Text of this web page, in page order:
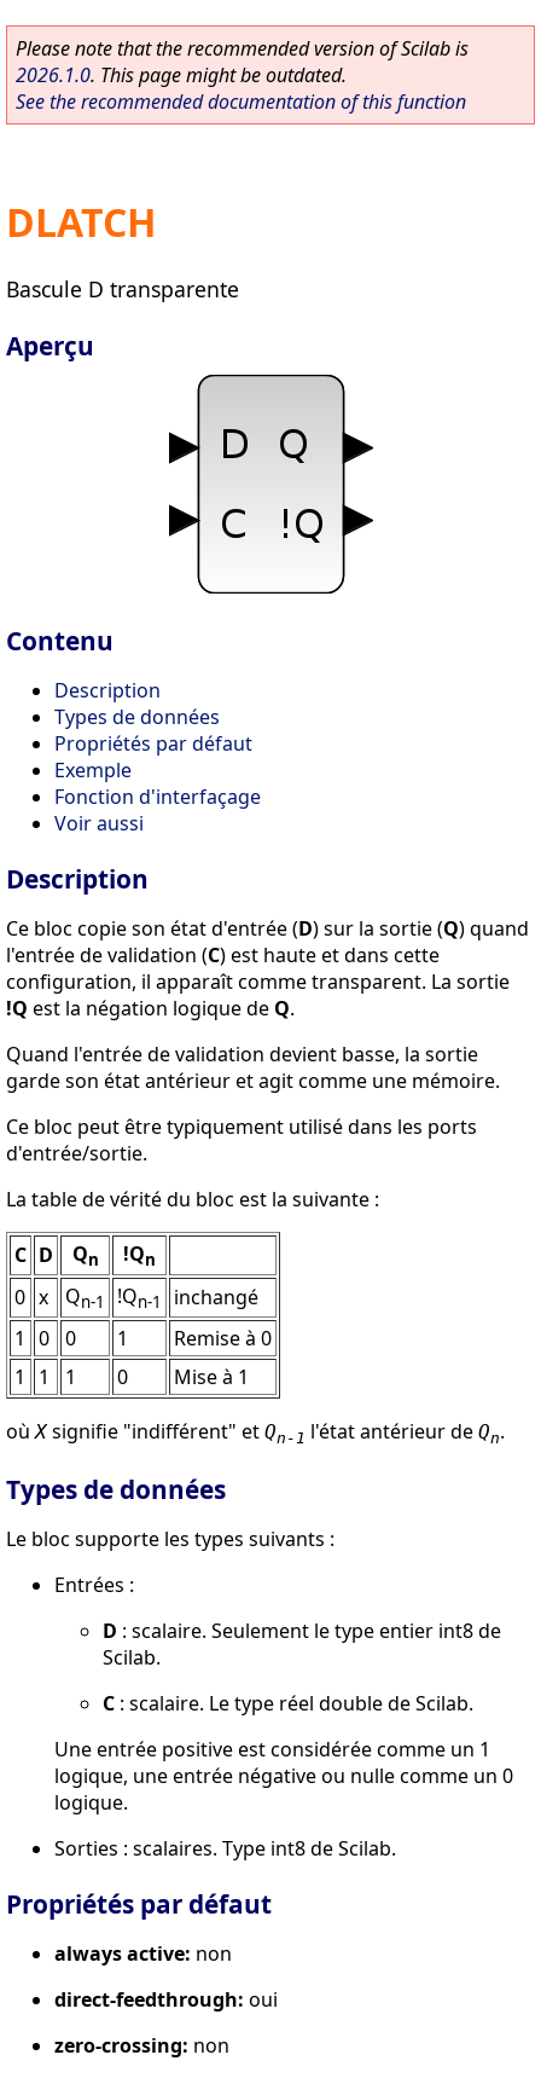
Please note that the recommended version of Scilab is
2026.1.0. This page might be outdated.
See the recommended documentation of this function
DLATCH
Bascule D transparente
Aperçu
Contenu
Description
Types de données
Propriétés par défaut
Exemple
Fonction d'interfaçage
Voir aussi
Description
Ce bloc copie son état d'entrée (D) sur la sortie (Q) quand
l'entrée de validation (C) est haute et dans cette
configuration, il apparaît comme transparent. La sortie
!Q est la négation logique de Q.
Quand l'entrée de validation devient basse, la sortie
garde son état antérieur et agit comme une mémoire.
Ce bloc peut être typiquement utilisé dans les ports
d'entrée/sortie.
La table de vérité du bloc est la suivante :
C D Qn !Qn
0 x Qn-1 !Qn-1
inchangé
1
0 0 1
Remise à 0
1
1 1 0 Mise à 1
oùXsignifie "indifférent" et Qn-1 l'état antérieur de Qn.
Types de données
Le bloc supporte les types suivants :
Entrées :
D : scalaire. Seulement le type entier int8 de
Scilab.
C : scalaire. Le type réel double de Scilab.
Une entrée positive est considérée comme un 1
logique, une entrée négative ou nulle comme un 0
logique.
Sorties : scalaires. Type int8 de Scilab.
Propriétés par défaut
always active: non
direct-feedthrough: oui
zero-crossing: non